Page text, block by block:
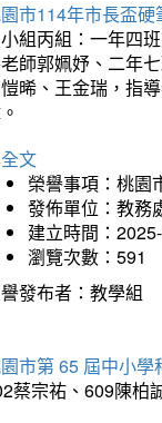
市114年市長盃硬
組丙組：一年四
師郭姵妤、二年
晞、王金瑞，指
文
榮譽事項：桃園
發佈單位：教務
建立時間：
瀏覽次數：591
發布者：教學組
市第 65 屆中小學
蔡宗祐、609陳柏